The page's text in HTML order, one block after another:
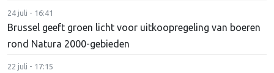
24 juli - 16:41
Brussel geeft groen licht voor uitkoopregeling van boeren
rond Natura 2000-gebieden
22 juli - 17:15